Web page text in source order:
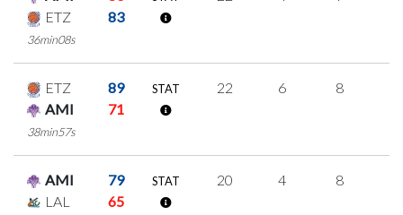
ETZ
83
36min08s
ETZ
89
AMI
71
38min57s
STAT 22 6 8
AMI
79
LAL
65
STAT 20 4 8